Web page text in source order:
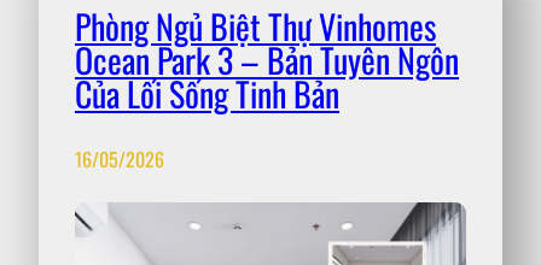
Phòng Ngủ Biệt Thự Vinhomes
Ocean Park 3 – Bản Tuyên Ngôn
Của Lối Sống Tinh Bản
16/05/2026